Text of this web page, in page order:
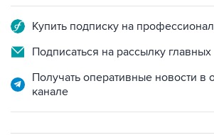
Купить подписку на
Подписаться на рассылку главных
Получать оперативные новости в
канале